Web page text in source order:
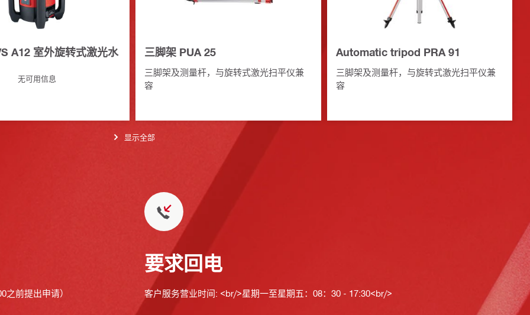
A12 室外旋转式激光水
无可用信息
三脚架 PUA 25
三脚架及测量杆，与旋转式激光扫平仪兼
容
Automatic tripod PRA 91
三脚架及测量杆，与旋转式激光扫平仪兼
容
显示全部
前提出申请）
要求回电
客户服务营业时间: <br/>星期一至星期五：08：30 - 17:30<br/>